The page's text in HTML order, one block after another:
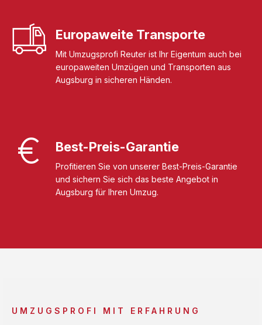
Europaweite Transporte
Mit Umzugsprofi Reuter ist Ihr Eigentum auch bei
europaweiten Umzügen und Transporten aus
Augsburg in sicheren Händen.
Best-Preis-Garantie
Profitieren Sie von unserer Best-Preis-Garantie
und sichern Sie sich das beste Angebot in
Augsburg für Ihren Umzug.
UMZUGSPROFI MIT ERFAHRUNG